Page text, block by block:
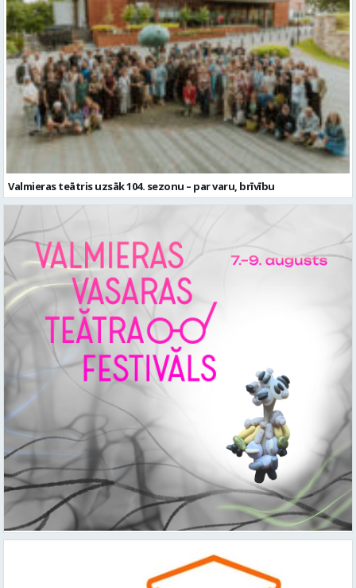
Valmieras teātris uzsāk 104. sezonu – par varu, brīvību